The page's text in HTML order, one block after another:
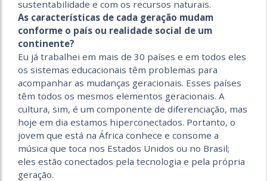
sustentabilidade e com os recursos naturais.
As características de cada geração mudam
conforme o país ou realidade social de um
continente?
Eu já trabalhei em mais de 30 países e em todos eles
os sistemas educacionais têm problemas para
acompanhar as mudanças geracionais. Esses países
têm todos os mesmos elementos geracionais. A
cultura, sim, é um componente de diferenciação, mas
hoje em dia estamos hiperconectados. Portanto, o
jovem que está na África conhece e consome a
música que toca nos Estados Unidos ou no Brasil;
eles estão conectados pela tecnologia e pela própria
geração.